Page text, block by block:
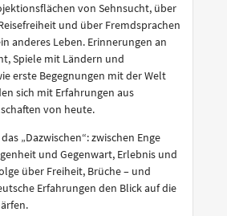
von Sehnsucht, über
und über Fremdsprachen
anderes Leben. Erinnerungen an
Spiele mit Ländern und
erste Begegnungen mit der Welt
sich mit Erfahrungen aus
von heute.
„Dazwischen“: zwischen Enge
und Gegenwart, Erlebnis und
über Freiheit, Brüche – und
Erfahrungen den Blick auf die